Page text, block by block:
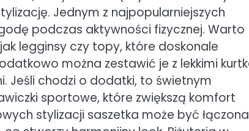
Jednym z najpopularniejszych
podczas aktywności fizycznej. Warto
legginsy czy topy, które doskonale
można zestawić je z lekkimi
Jeśli chodzi o dodatki, to świetnym
sportowe, które zwiększą komfort
stylizacji saszetka może być